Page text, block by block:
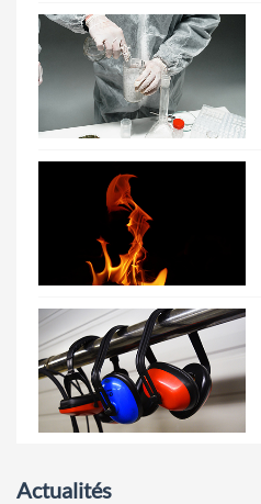
Actualités